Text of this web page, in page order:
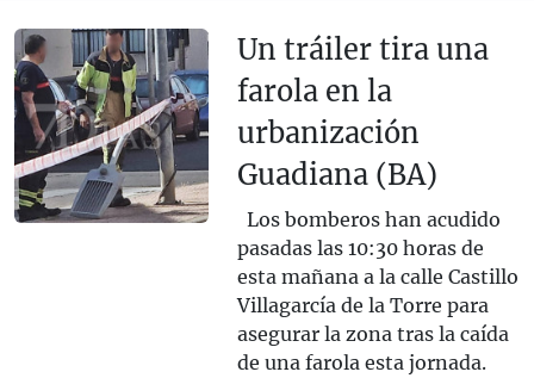
Un tráiler tira una
farola en la
urbanización
Guadiana (BA)
Los bomberos han acudido
pasadas las 10:30 horas de
esta mañana a la calle Castillo
Villagarcía de la Torre para
asegurar la zona tras la caída
de una farola esta jornada.